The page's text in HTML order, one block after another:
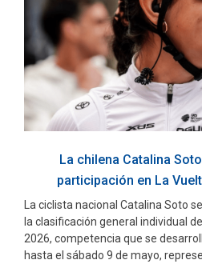
La chilena Catalina
participación en La
La ciclista nacional Catalina Soto
la clasificación general individual
2026, competencia que se
hasta el sábado 9 de mayo,